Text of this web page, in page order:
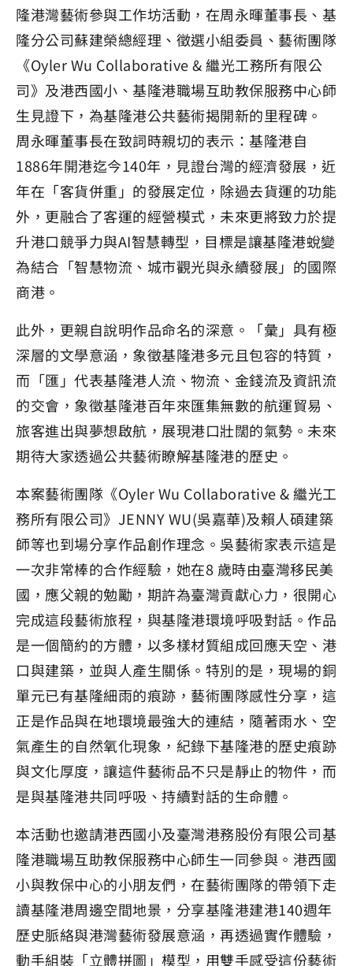
隆港灣藝術參與工作坊活動，在周永暉董事長、基
隆分公司蘇建榮總經理、徵選小組委員、藝術團隊
《Oyler Wu Collaborative & 繼光工務所有限公
司》及港西國小、基隆港職場互助教保服務中心師
生見證下，為基隆港公共藝術揭開新的里程碑。
周永暉董事長在致詞時親切的表示：基隆港自
1886年開港迄今140年，見證台灣的經濟發展，近
年在「客貨併重」的發展定位，除過去貨運的功能
外，更融合了客運的經營模式，未來更將致力於提
升港口競爭力與AI智慧轉型，目標是讓基隆港蛻變
為結合「智慧物流、城市觀光與永續發展」的國際
商港。
此外，更親自說明作品命名的深意。「彙」具有極
深層的文學意涵，象徵基隆港多元且包容的特質，
而「匯」代表基隆港人流、物流、金錢流及資訊流
的交會，象徵基隆港百年來匯集無數的航運貿易、
旅客進出與夢想啟航，展現港口壯闊的氣勢。未來
期待大家透過公共藝術瞭解基隆港的歷史。
本案藝術團隊《Oyler Wu Collaborative & 繼光工
務所有限公司》JENNY WU(吳嘉華)及賴人碩建築
師等也到場分享作品創作理念。吳藝術家表示這是
一次非常棒的合作經驗，她在8 歲時由臺灣移民美
國，應父親的勉勵，期許為臺灣貢獻心力，很開心
完成這段藝術旅程，與基隆港環境呼吸對話。作品
是一個簡約的方體，以多樣材質組成回應天空、港
口與建築，並與人產生關係。特別的是，現場的銅
單元已有基隆細雨的痕跡，藝術團隊感性分享，這
正是作品與在地環境最強大的連結，隨著雨水、空
氣產生的自然氧化現象，紀錄下基隆港的歷史痕跡
與文化厚度，讓這件藝術品不只是靜止的物件，而
是與基隆港共同呼吸、持續對話的生命體。
本活動也邀請港西國小及臺灣港務股份有限公司基
隆港職場互助教保服務中心師生一同參與。港西國
小與教保中心的小朋友們，在藝術團隊的帶領下走
讀基隆港周邊空間地景，分享基隆港建港140週年
歷史脈絡與港灣藝術發展意涵，再透過實作體驗，
動手組裝「立體拼圖」模型，用雙手感受這份藝術